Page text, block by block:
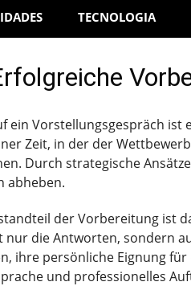
TECNOLOGIA
ein Vorstellungsgespräch ist
Zeit, in der der
Durch strategische
abheben.
der Vorbereitung ist
nur die Antworten, sondern
ihre persönliche Eignung
und professionelles